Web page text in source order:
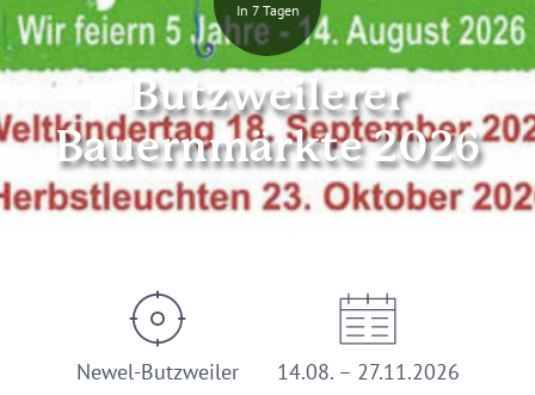
In 7 Tagen
Butzweilerer
Bauernmärkte 2026
Newel-Butzweiler
14.08. – 27.11.2026